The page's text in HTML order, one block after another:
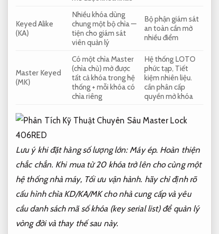
Keyed Alike
(KA)
Nhiều khóa dùng
chung một bộ chìa —
tiện cho giám sát
viên quản lý
Bộ phận giám sát
an toàn cần mở
nhiều điểm
Master Keyed
(MK)
Có một chìa Master
(chìa chủ) mở được
tất cả khóa trong hệ
thống + mỗi khóa có
chìa riêng
Hệ thống LOTO
phức tạp, Tiết
kiệm nhiên liệu.
cần phân cấp
quyền mở khóa
Lưu ý khi đặt hàng số lượng lớn: Máy ép. Hoàn thiện
chắc chắn. Khi mua từ 20 khóa trở lên cho cùng một
hệ thống nhà máy, Tối ưu vận hành. hãy chỉ định rõ
cấu hình chìa KD/KA/MK cho nhà cung cấp và yêu
cầu danh sách mã số khóa (key serial list) để quản lý
vòng đời và thay thế sau này.